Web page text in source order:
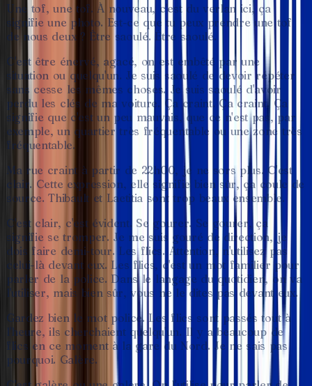
Une tof, une tof. À nouveau, c'est du verlan ici, ça
signifie une photo. Est-ce que tu peux prendre une tof
de nous deux ? Être saoulé. Être saoulé.
C'est être énervé, agacé, on est embêté par une
situation ou quelqu'un. Je suis saoulé de devoir répéter
sans cesse les mêmes choses. Je suis saoulé d'avoir
perdu les clés de ma voiture. Ça craint. Ça craint. Ça
signifie que c'est un peu mauvais, que ce n'est pas, par
exemple, un quartier très fréquentable ou une zone très
fréquentable.
Ma rue craint à partir de 22h00, je ne sors plus. C'est
clair. Cette expression, elle signifie bien sûr, ça coule de
source. Thibault et Laetitia sont trop beaux ensemble.
C'est clair, c'est évident. Se gourer. Se gourer, ça
signifie se tromper. Je me suis gouré de direction, je
dois faire demi-tour. Les flics. Attention, n'utilisez pas
celui-là devant eux. Les flics, c'est un mot familier pour
parler de la police. Dans le langage du quotidien, on va
l'utiliser, mais bien sûr, vous ne le dites pas devant eux.
Gardez bien le mot police. Les flics sont passés tout à
l'heure, ils cherchaient quelqu'un. Il y a beaucoup de
flics en ce moment à la gare du Nord. Je ne sais pas
pourquoi. Galère.